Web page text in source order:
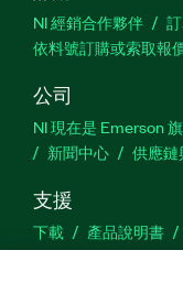
NI 經銷合作夥伴
依料號訂購或索取報
公司
NI 現在是 Emerson
新聞中心
供應
支援
下載 產品說明書
站建議